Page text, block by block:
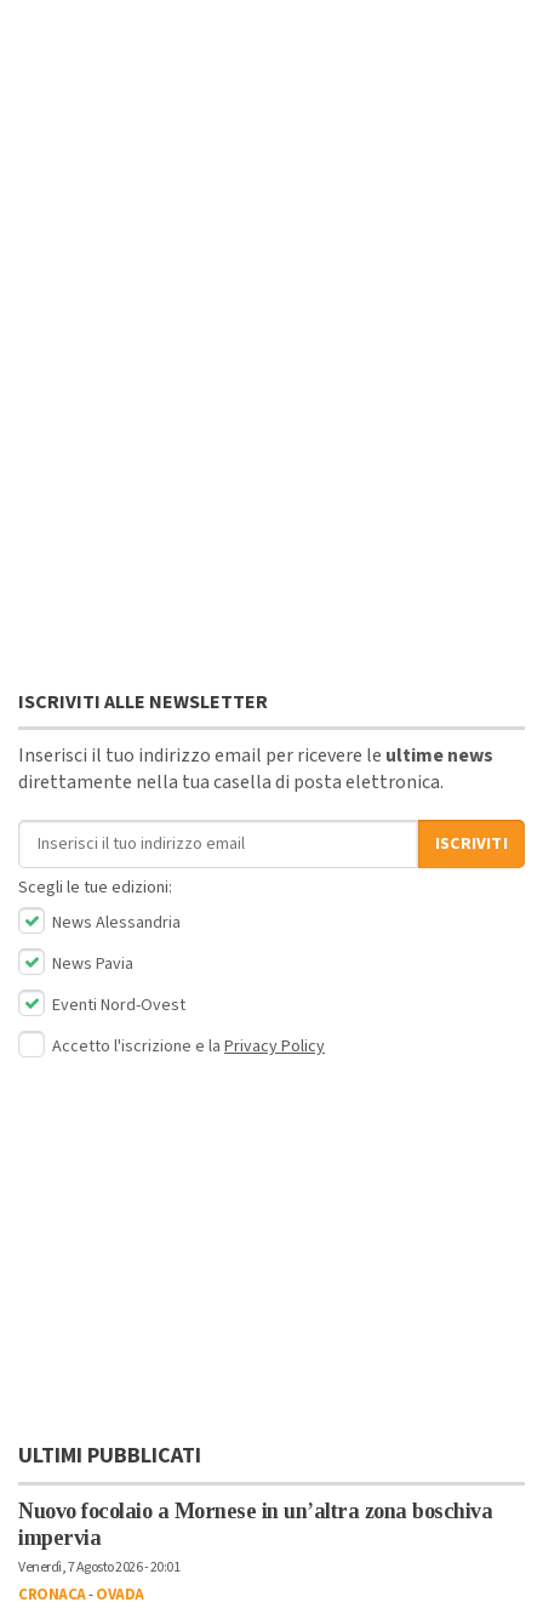
ISCRIVITI ALLE NEWSLETTER
Inserisci il tuo indirizzo email per ricevere le ultime news
direttamente nella tua casella di posta elettronica.
Indirizzo email
ISCRIVITI
Scegli le tue edizioni:
News Alessandria
News Pavia
Eventi Nord-Ovest
Accetto l'iscrizione e la Privacy Policy
ULTIMI PUBBLICATI
Nuovo focolaio a Mornese in un’altra zona boschiva
impervia
Venerdì, 7 Agosto 2026 - 20:01
CRONACA-OVADA